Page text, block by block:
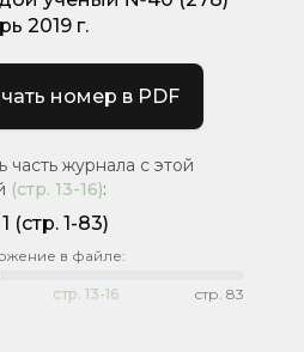
2019 г.
номер в PDF
часть журнала с этой
(стр. 13-16):
(стр. 1-83)
в файле:
стр. 13-16 стр. 83